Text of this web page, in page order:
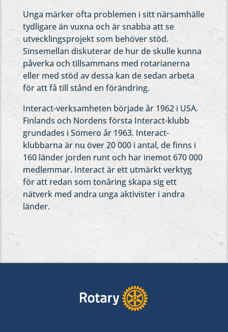
Unga märker ofta problemen i sitt närsamhälle
tydligare än vuxna och är snabba att se
utvecklingsprojekt som behöver stöd.
Sinsemellan diskuterar de hur de skulle kunna
påverka och tillsammans med rotarianerna
eller med stöd av dessa kan de sedan arbeta
för att få till stånd en förändring.
Interact-verksamheten började år 1962 i USA.
Finlands och Nordens första Interact-klubb
grundades i Somero år 1963. Interact-
klubbarna är nu över 20 000 i antal, de finns i
160 länder jorden runt och har inemot 670 000
medlemmar. Interact är ett utmärkt verktyg
för att redan som tonåring skapa sig ett
nätverk med andra unga aktivister i andra
länder.